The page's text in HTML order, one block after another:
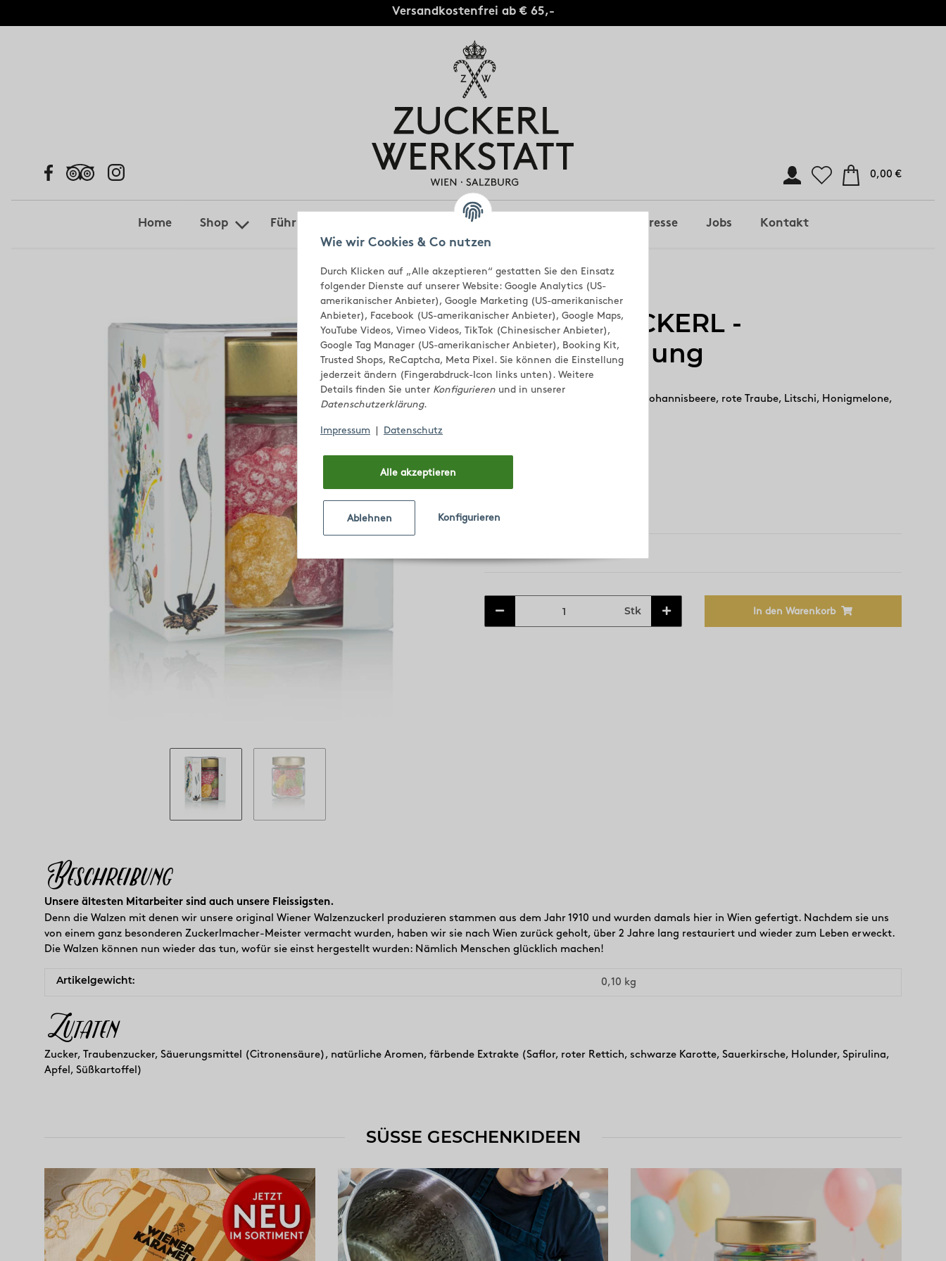
Versandkostenfrei ab € 65,-
0,00 €
Home Shop Führungen Standorte Presse Jobs Kontakt
WALZENZUCKERL -
Fruchtmischung
Orange, Zitrone, Limette, weiße Johannisbeere, rote Traube, Litschi, Honigmelone,
7,50 €
Stk In den Warenkorb
Beschreibung
Unsere ältesten Mitarbeiter sind auch unsere Fleissigsten.
Denn die Walzen mit denen wir unsere original Wiener Walzenzuckerl produzieren stammen aus dem Jahr 1910 und wurden damals hier in Wien gefertigt. Nachdem sie uns
von einem ganz besonderen Zuckerlmacher-Meister vermacht wurden, haben wir sie nach Wien zurück geholt, über 2 Jahre lang restauriert und wieder zum Leben erweckt.
Die Walzen können nun wieder das tun, wofür sie einst hergestellt wurden: Nämlich Menschen glücklich machen!
Artikelgewicht: 0,10 kg
Zutaten
Zucker, Traubenzucker, Säuerungsmittel (Citronensäure), natürliche Aromen, färbende Extrakte (Saflor, roter Rettich, schwarze Karotte, Sauerkirsche, Holunder, Spirulina,
Apfel, Süßkartoffel)
SÜSSE GESCHENKIDEEN
Wie wir Cookies & Co nutzen
Durch Klicken auf „Alle akzeptieren“ gestatten Sie den Einsatz
folgender Dienste auf unserer Website: Google Analytics (US-
amerikanischer Anbieter), Google Marketing (US-amerikanischer
Anbieter), Facebook (US-amerikanischer Anbieter), Google Maps,
YouTube Videos, Vimeo Videos, TikTok (Chinesischer Anbieter),
Google Tag Manager (US-amerikanischer Anbieter), Booking Kit,
Trusted Shops, ReCaptcha, Meta Pixel. Sie können die Einstellung
jederzeit ändern (Fingerabdruck-Icon links unten). Weitere
Details finden Sie unter Konfigurieren und in unserer
Datenschutzerklärung.
Impressum Datenschutz
Alle akzeptieren
Konfigurieren
Ablehnen